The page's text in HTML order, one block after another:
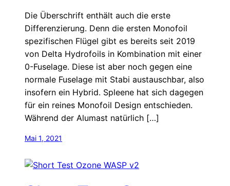
Die Überschrift enthält auch die erste
Differenzierung. Denn die ersten Monofoil
spezifischen Flügel gibt es bereits seit 2019
von Delta Hydrofoils in Kombination mit einer
0-Fuselage. Diese ist aber noch gegen eine
normale Fuselage mit Stabi austauschbar, also
insofern ein Hybrid. Spleene hat sich dagegen
für ein reines Monofoil Design entschieden.
Während der Alumast natürlich […]
Mai 1, 2021